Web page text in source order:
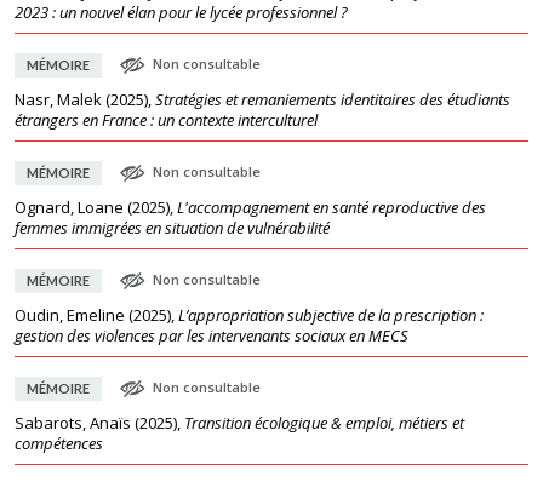
2023 : un nouvel élan pour le lycée professionnel ?
MÉMOIRE Non consultable
Nasr, Malek(2025),Stratégies et remaniements identitaires des étudiants
étrangers en France : un contexte interculturel
MÉMOIRE Non consultable
Ognard, Loane (2025),L'accompagnement en santé reproductive des
femmes immigrées en situation de vulnérabilité
MÉMOIRE Non consultable
Oudin, Emeline (2025),L’appropriation subjective de la prescription :
gestion des violences par les intervenants sociaux en MECS
MÉMOIRE Non consultable
Sabarots, Anaïs (2025), Transition écologique & emploi, métiers et
compétences